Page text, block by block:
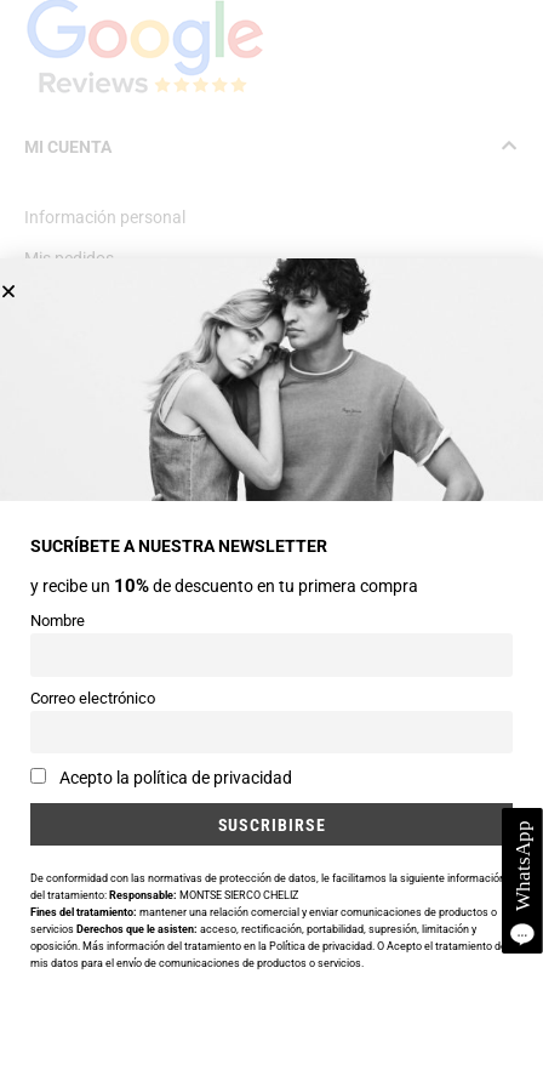
MI CUENTA
Información personal
Mis pedidos
INFORMACIÓN GENERAL
22330 Ainsa (Huesca)
Teléfonos
974 50 00 43
Horarios
Email
Utilizamos cookies para ofrecerte la mejor experiencia en nuestra
web.
Puedes aprender más sobre qué cookies utilizamos o desactivarlas
SUCRÍBETE A NUESTRA NEWSLETTER
y recibe un 10%de descuento en tu primera compra
Nombre
Correo electrónico
Acepto la política de privacidad
De conformidad con las normativas de protección de datos, le facilitamos la siguiente información
del tratamiento: Responsable: MONTSE SIERCO CHELIZ
Fines del tratamiento: mantener una relación comercial y enviar comunicaciones de productos o
servicios Derechos que le asisten: acceso, rectificación, portabilidad, supresión, limitación y
oposición. Más información del tratamiento en la Política de privacidad. O Acepto el tratamiento de
mis datos para el envío de comunicaciones de productos o servicios.